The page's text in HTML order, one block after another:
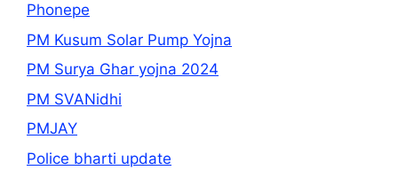
Phonepe
PM Kusum Solar Pump Yojna
PM Surya Ghar yojna 2024
PM SVANidhi
PMJAY
Police bharti update